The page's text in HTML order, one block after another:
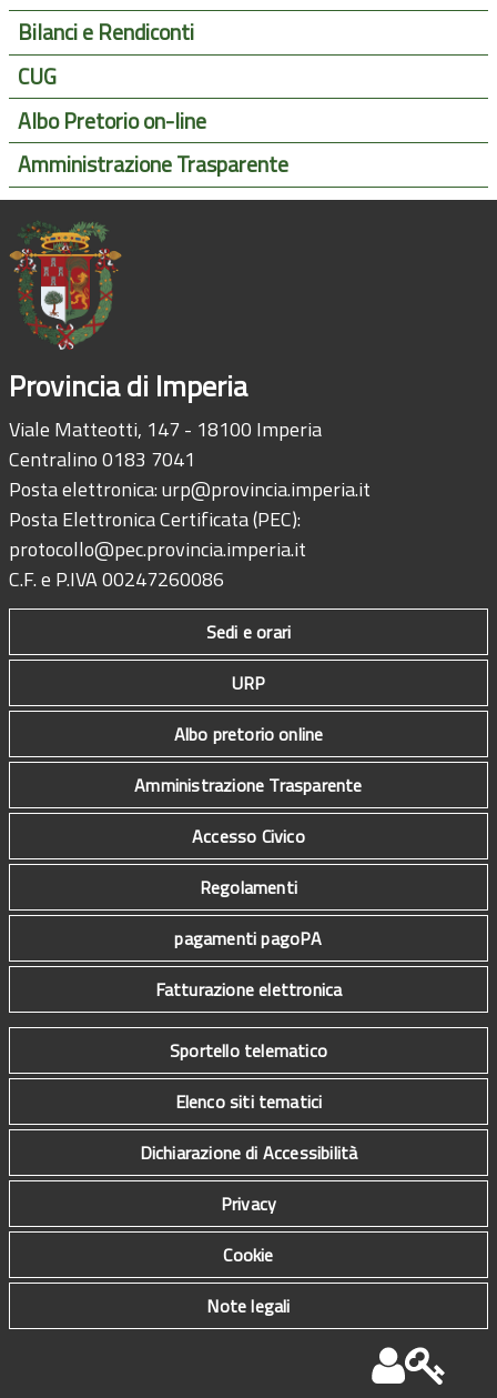
Bilanci e Rendiconti
CUG
Albo Pretorio on-line
Amministrazione Trasparente
Provincia di Imperia
Viale Matteotti, 147 - 18100 Imperia
Centralino 0183 7041
Posta elettronica:urp@provincia.imperia.it
Posta Elettronica Certificata (PEC):
protocollo@pec.provincia.imperia.it
C.F. e P.IVA 00247260086
Sedi e orari
URP
Albo pretorio online
Amministrazione Trasparente
Accesso Civico
Regolamenti
pagamenti pagoPA
Fatturazione elettronica
Sportello telematico
Elenco siti tematici
Dichiarazione di Accessibilità
Privacy
Cookie
Note legali